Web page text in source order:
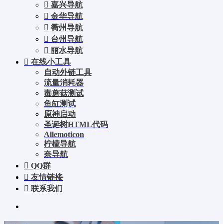
嘉兴导航
金华导航
衢州导航
台州导航
丽水导航
在线小工具
自动外链工具
流量消耗器
毒蘑菇测试
鱼缸测试
原神启动
圣诞树HTML代码
Allemoticon
柠檬导航
奈导航
QQ群
友情链接
联系我们